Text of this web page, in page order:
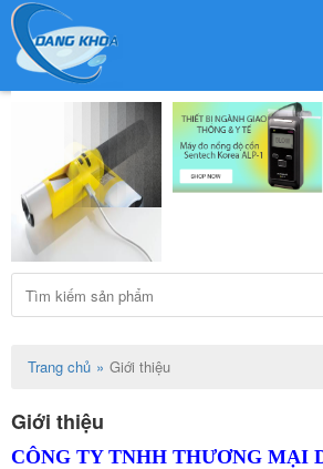
Trang chủ Giới thiệu
Giới thiệu
CÔNG TY TNHH THƯƠNG MẠI